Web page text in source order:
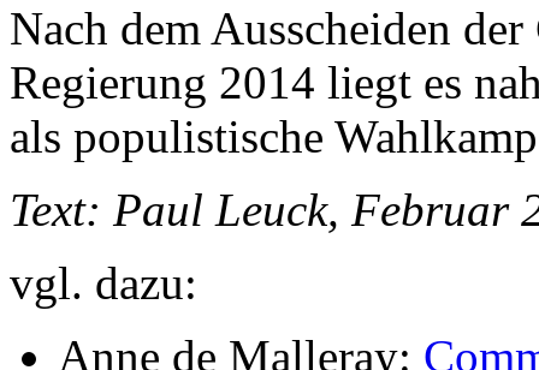
Nach dem Ausscheiden
Regierung 2014 liegt es
als populistische
Text: Paul Leuck, Februar
vgl. dazu:
Anne de Malleray: